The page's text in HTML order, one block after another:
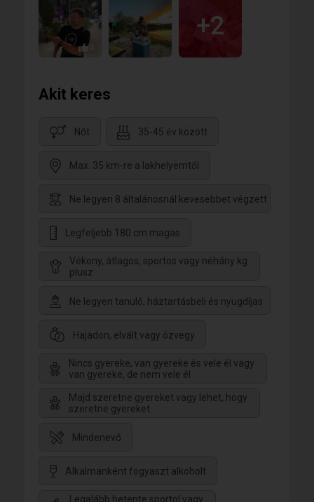
+2
Akit keres
Nőt 35-45 év között
Max. 35 km-re a lakhelyemtől
Ne legyen 8 általánosnál kevesebbet végzett
Legfeljebb 180 cm magas
Vékony, átlagos, sportos vagy néhány kg
plusz
Ne legyen tanuló, háztartásbeli és nyugdíjas
Hajadon, elvált vagy özvegy
Nincs gyereke, van gyereke és vele él vagy
van gyereke, de nem vele él
Majd szeretne gyereket vagy lehet, hogy
szeretne gyereket
Mindenevő
Alkalmanként fogyaszt alkoholt
Legalább hetente sportol vagy